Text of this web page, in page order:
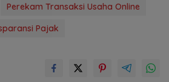
Perekam Transaksi Usaha Online
Pajak